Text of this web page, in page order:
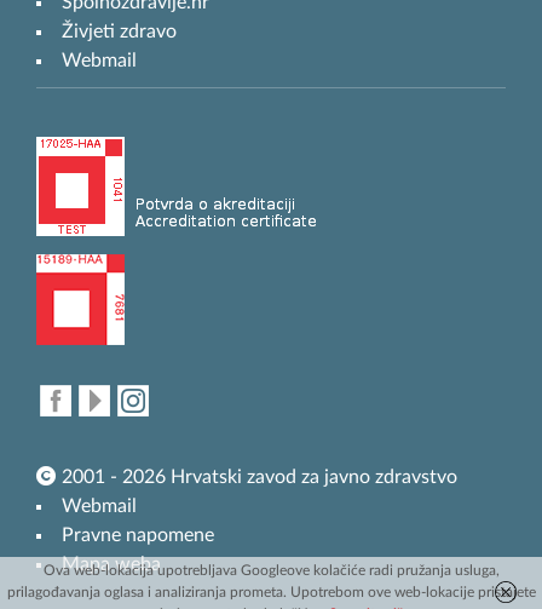
Živjeti zdravo
Webmail
2001 - 2026 Hrvatski zavod za javno zdravstvo
Webmail
Pravne napomene
Mapa weba
Ova web-lokacija upotrebljava Googleove kolačiće radi pružanja usluga,
prilagođavanja oglasa i analiziranja prometa. Upotrebom ove web-lokacije pristajete